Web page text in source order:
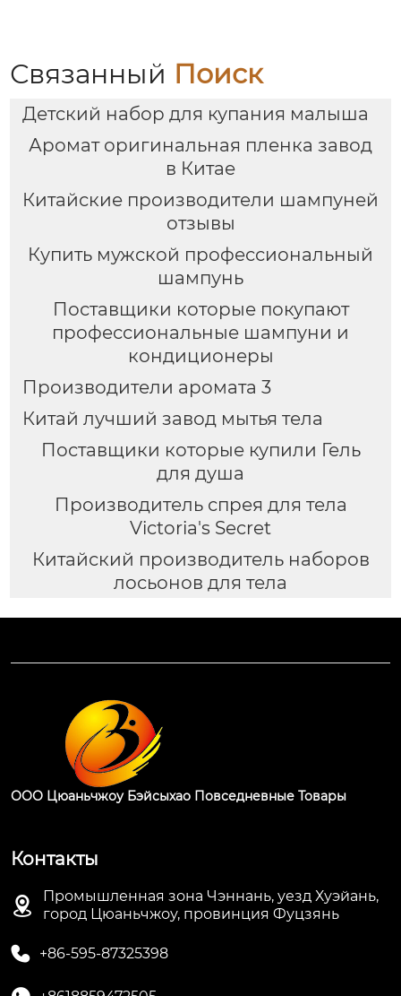
подарочная коробка
мужчин, подарок на
День отца , парню,
мужу
подносом, три
упаковки,
подарок, доступен для
оптовой продажи
Связанный Поиск
Детский набор для купания малыша
Аромат оригинальная пленка завод
в Китае
Китайские производители шампуней
отзывы
Купить мужской профессиональный
шампунь
Поставщики которые покупают
профессиональные шампуни и
кондиционеры
Производители аромата 3
Китай лучший завод мытья тела
Поставщики которые купили Гель
для душа
Производитель спрея для тела
Victoria's Secret
Китайский производитель наборов
лосьонов для тела
ООО Цюаньчжоу Бэйсыхао Повседневные Товары
Контакты

Промышленная зона Чэннань, уезд Хуэйань,
город Цюаньчжоу, провинция Фуцзянь
 +86-595-87325398